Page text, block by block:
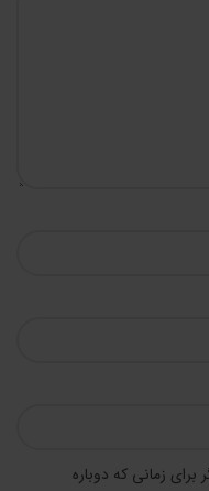
زمانی که دوباره